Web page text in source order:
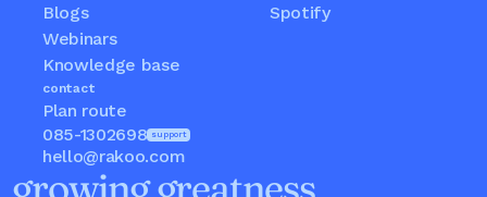
Blogs
Webinars
Knowledge base
contact
Plan route
085-1302698 support
hello@rakoo.com
Spotify
growing greatness